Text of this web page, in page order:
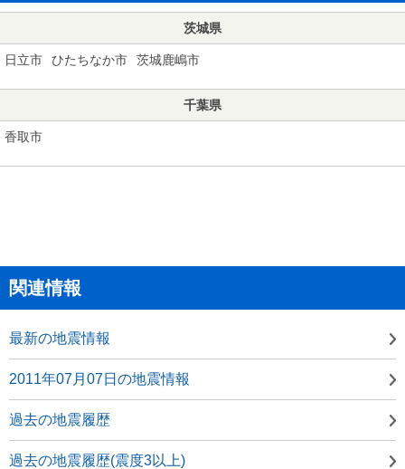
茨城県
日立市 ひたちなか市 茨城鹿嶋市
千葉県
香取市
関連情報
最新の地震情報
2011年07月07日の地震情報
過去の地震履歴
過去の地震履歴(震度3以上)